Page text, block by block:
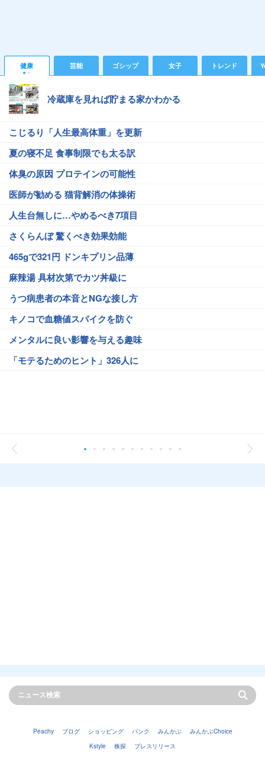
健康 芸能 ゴシップ 女子 トレンド
冷蔵庫を見れば貯まる家かわかる
こじるり「人生最高体重」を更新
夏の寝不足 食事制限でも太る訳
体臭の原因 プロテインの可能性
医師が勧める 猫背解消の体操術
人生台無しに…やめるべき7項目
さくらんぼ 驚くべき効果効能
465gで321円 ドンキプリン品薄
麻辣湯 具材次第でカツ丼級に
うつ病患者の本音とNGな接し方
キノコで血糖値スパイクを防ぐ
メンタルに良い影響を与える趣味
「モテるためのヒント」326人に
Peachy ブログ ショッピング バンク みんかぶ
みんかぶChoice
Kstyle
株探 プレスリリース